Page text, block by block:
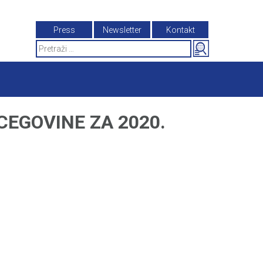
Press Newsletter
Kontakt
Search
for:
ZA 2020.